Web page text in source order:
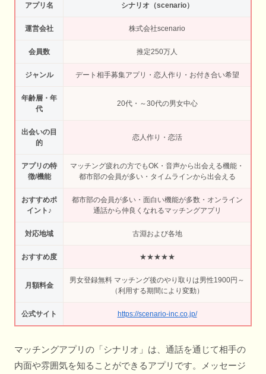
アプリ名 シナリオ（scenario）
運営会社 株式会社scenario
会員数 推定250万人
ジャンル デート相手募集アプリ・恋人作り・お付き合い希望
年齢層・年
代
20代・～30代の男女中心
出会いの目
的
恋人作り・恋活
アプリの特
徴/機能
マッチング疲れの方でもOK・音声から出会える機能・
都市部の会員が多い・タイムラインから出会える
おすすめポ
イント♪
都市部の会員が多い・面白い機能が多数・オンライン
通話から仲良くなれるマッチングアプリ
対応地域 古淵および各地
おすすめ度 ★★★★★
月額料金
男女登録無料 マッチング後のやり取りは男性1900円～
（利用する期間により変動）
公式サイト https://scenario-inc.co.jp/
マッチングアプリの「シナリオ」は、通話を通じて相手の
内面や雰囲気を知ることができるアプリです。メッセージ